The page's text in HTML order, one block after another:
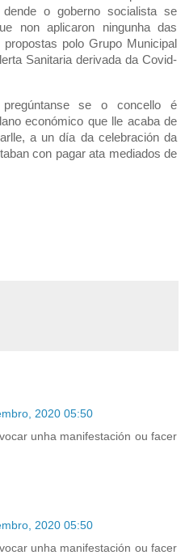
o goberno socialista se
non aplicaron ningunha das
polo Grupo Municipal
Sanitaria derivada da Covid-
se o concello é
económico que lle acaba de
a un día da celebración da
con pagar ata mediados de
2020 05:50
unha manifestación ou facer
2020 05:50
unha manifestación ou facer